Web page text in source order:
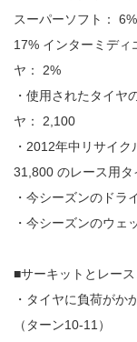
スーパーソフト：
17% インターミディ
ヤ： 2%
・使用されたタイヤ
ヤ： 2,100
・2012年中リサイ
31,800 のレース用タ
・今シーズンのドラ
・今シーズンのウェ
■サーキットとレース
・タイヤに負荷がか
（ターン10-11）